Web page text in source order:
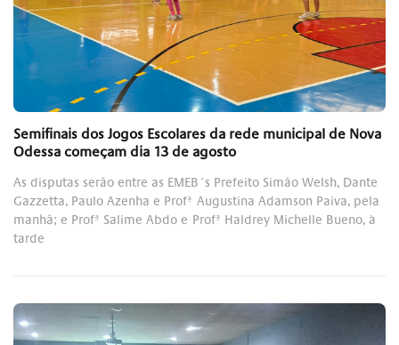
Semifinais dos Jogos Escolares da rede municipal de Nova
Odessa começam dia 13 de agosto
As disputas serão entre as EMEB´s Prefeito Simão Welsh, Dante
Gazzetta, Paulo Azenha e Profª Augustina Adamson Paiva, pela
manhã; e Profª Salime Abdo e Profª Haldrey Michelle Bueno, à
tarde